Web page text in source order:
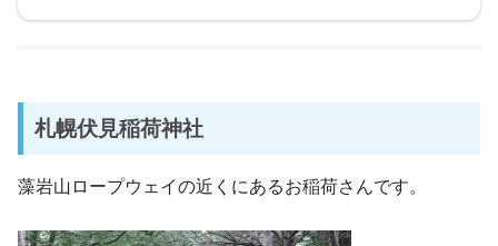
札幌伏見稲荷神社
藻岩山ロープウェイの近くにあるお稲荷さんです。